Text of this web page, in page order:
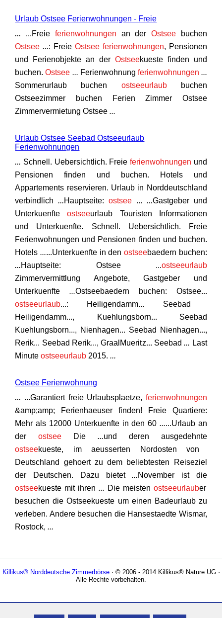
Urlaub Ostsee Ferienwohnungen - Freie
... ...Freie ferienwohnungen an der Ostseebuchen
Ostsee ...: Freie Ostseeferienwohnungen, Pensionen
und Ferienobjekte an der Ostseekueste finden und
buchen.Ostsee ... Ferienwohnung ferienwohnungen ...
Sommerurlaub buchen ostseeurlaub
buchen
Ostseezimmer buchen Ferien Zimmer Ostsee
Zimmervermietung Ostsee...
Urlaub Ostsee Seebad Ostseeurlaub
Ferienwohnungen
... Schnell. Uebersichtlich. Freie ferienwohnungen und
Pensionen finden und buchen. Hotels und
Appartements reservieren. Urlaub in Norddeutschland
verbindlich...Hauptseite: ostsee ... ...Gastgeber und
Unterkuenfte ostseeurlaub Touristen Informationen
und Unterkuenfte. Schnell. Uebersichtlich. Freie
Ferienwohnungen und Pensionen finden und buchen.
Hotels......Unterkuenfte in den ostseebaedern buchen:
...Hauptseite: Ostsee ...ostseeurlaub
Zimmervermittlung Angebote, Gastgeber und
Unterkuenfte...Ostseebaedern buchen: Ostsee...
ostseeurlaub...: Heiligendamm... Seebad
Heiligendamm..., Kuehlungsborn... Seebad
Kuehlungsborn..., Nienhagen... Seebad Nienhagen...,
Rerik... Seebad Rerik..., GraalMueritz... Seebad... Last
Minute ostseeurlaub 2015....
Ostsee Ferienwohnung
... ...Garantiert freie Urlaubsplaetze, ferienwohnungen
&amp;amp; Ferienhaeuser finden! Freie Quartiere:
Mehr als 12000 Unterkuenfte in den 60 ......Urlaub an
der ostsee Die ...und deren ausgedehnte
ostseekueste, im aeusserten Nordosten von
Deutschland gehoert zu dem beliebtesten Reiseziel
der Deutschen. Dazu bietet...November ist die
ostseekueste mit ihren... Die meisten ostseeurlauber
besuchen die Ostseekueste um einen Badeurlaub zu
verleben. Andere besuchen die Hansestaedte Wismar,
Rostock,...
Killikus® Norddeutsche Zimmerbörse· © 2006 - 2014 Killikus® Nature UG ·
Alle Rechte vorbehalten.